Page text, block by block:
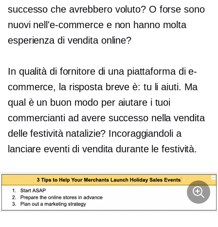
successo che avrebbero voluto? O forse sono
nuovi nell'e-commerce e non hanno molta
esperienza di vendita online?
In qualità di fornitore di una piattaforma di e-
commerce, la risposta breve è: tu li aiuti. Ma
qual è un buon modo per aiutare i tuoi
commercianti ad avere successo nella vendita
delle festività natalizie? Incoraggiandoli a
lanciare eventi di vendita durante le festività.